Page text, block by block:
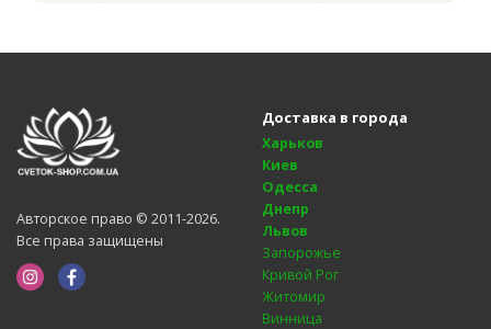
Авторское право © 2011-2026.
Все права защищены
Доставка в города
Харьков
Киев
Одесса
Днепр
Львов
Запорожье
Кривой Рог
Житомир
Винница